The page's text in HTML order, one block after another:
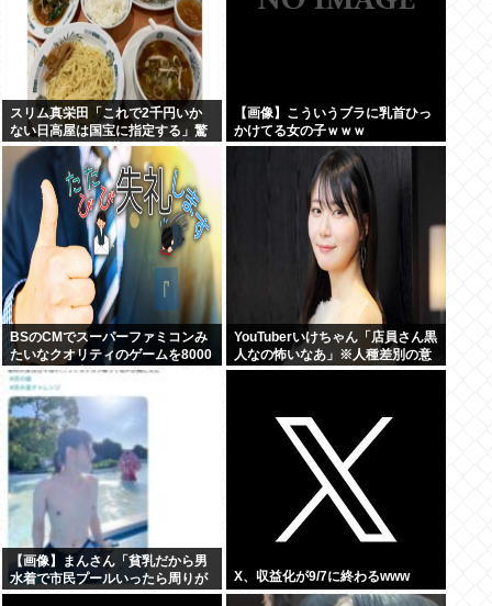
スリム真栄田「これで2千円いか
ない日高屋は国宝に指定する」驚
異の料金&量に反響続々「日高屋
恐るべし！」
【画像】こういうブラに乳首ひっ
かけてる女の子ｗｗｗ
BSのCMでスーパーファミコンみ
たいなクオリティのゲームを8000
円ぐらいで売ってるでしょ
YouTuberいけちゃん「店員さん黒
人なの怖いなあ」※人種差別の意
図はありません
【画像】まんさん「貧乳だから男
水着で市民プールいったら周りが
コソコソしだしてやばいwww」5
X、収益化が9/7に終わるwww